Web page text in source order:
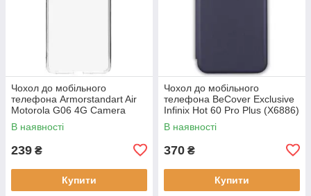
Чохол до мобільного
телефона Armorstandart Air
Motorola G06 4G Camera
cover Clear (ARM89057)
В наявності
239 ₴
Купити
Чохол до мобільного
телефона BeCover Exclusive
Infinix Hot 60 Pro Plus (X6886)
Deep Blue (714717)
В наявності
370 ₴
Купити